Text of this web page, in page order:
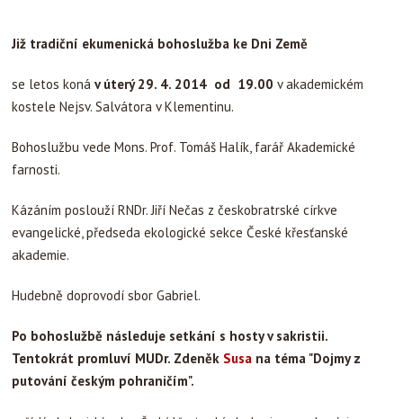
Již tradiční ekumenická bohoslužba ke Dni Země
se letos koná v úterý 29. 4. 2014 od 19.00 v akademickém
kostele Nejsv. Salvátora v Klementinu.
Bohoslužbu vede Mons. Prof. Tomáš Halík, farář Akademické
farnosti.
Kázáním poslouží RNDr. Jiří Nečas z českobratrské církve
evangelické, předseda ekologické sekce České křesťanské
akademie.
Hudebně doprovodí sbor Gabriel.
Po bohoslužbě následuje setkání s hosty v sakristii.
Tentokrát promluví MUDr. Zdeněk Susa na téma "Dojmy z
putování českým pohraničím".